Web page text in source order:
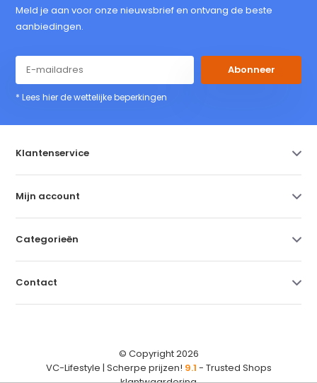
Meld je aan voor onze nieuwsbrief en ontvang de beste
aanbiedingen.
Abonneer
* Lees hier de wettelijke beperkingen
Klantenservice
Mijn account
Categorieën
Contact
© Copyright 2026
VC-Lifestyle | Scherpe prijzen! 9.1 - Trusted Shops